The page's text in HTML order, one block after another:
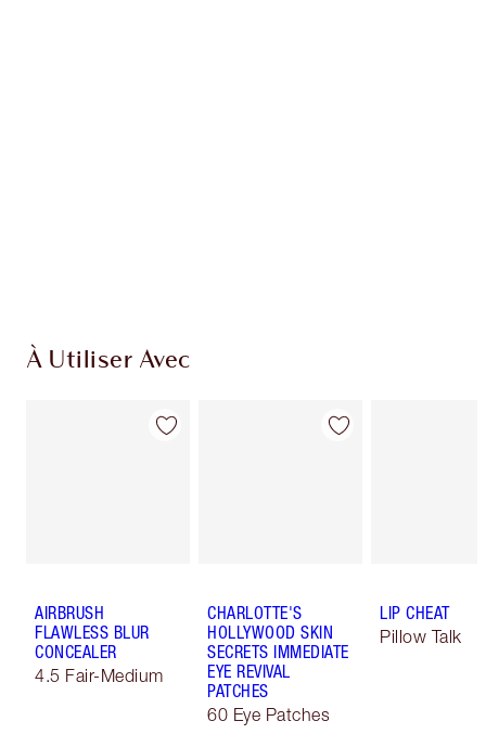
À Utiliser Avec
AIRBRUSH
FLAWLESS BLUR
CONCEALER
4.5 Fair-Medium
CHARLOTTE'S
HOLLYWOOD SKIN
SECRETS IMMEDIATE
EYE REVIVAL
PATCHES
60 Eye Patches
LIP CHEAT
Pillow Talk